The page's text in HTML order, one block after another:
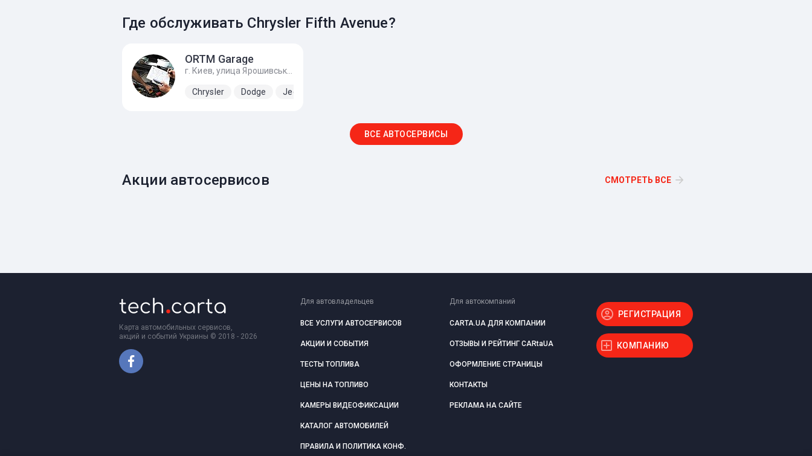
Где обслуживать Chrysler Fifth Avenue?
ОRTM Garage
Chrysler Dodge Jeep
ВСЕ АВТОСЕРВИСЫ
Акции автосервисов СМОТРЕТЬ ВСЕ
Карта автомобильных сервисов,
акций и событий Украины © 2018 - 2026
Для автовладельцев
ВСЕ УСЛУГИ АВТОСЕРВИСОВ
АКЦИИ И СОБЫТИЯ
ТЕСТЫ ТОПЛИВА
ЦЕНЫ НА ТОПЛИВО
КАМЕРЫ ВИДЕОФИКСАЦИИ
КАТАЛОГ АВТОМОБИЛЕЙ
ПРАВИЛА И ПОЛИТИКА КОНФ.
Для автокомпаний
CARTA.UA ДЛЯ КОМПАНИИ
ОТЗЫВЫ И РЕЙТИНГ CARtaUA
ОФОРМЛЕНИЕ СТРАНИЦЫ
КОНТАКТЫ
РЕКЛАМА НА САЙТЕ
РЕГИСТРАЦИЯ
КОМПАНИЮ